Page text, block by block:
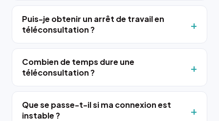
Puis-je obtenir un arrêt de travail en
téléconsultation ?
Combien de temps dure une
téléconsultation ?
Que se passe-t-il si ma connexion est
instable ?